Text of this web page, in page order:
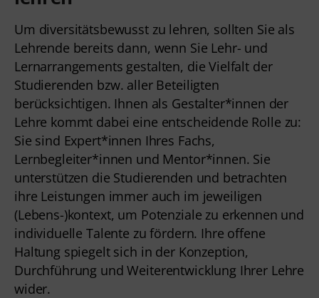
Um diversitätsbewusst zu lehren, sollten Sie als
Lehrende bereits dann, wenn Sie Lehr- und
Lernarrangements gestalten, die Vielfalt der
Studierenden bzw. aller Beteiligten
berücksichtigen. Ihnen als Gestalter*innen der
Lehre kommt dabei eine entscheidende Rolle zu:
Sie sind Expert*innen Ihres Fachs,
Lernbegleiter*innen und Mentor*innen. Sie
unterstützen die Studierenden und betrachten
ihre Leistungen immer auch im jeweiligen
(Lebens-)kontext, um Potenziale zu erkennen und
individuelle Talente zu fördern. Ihre offene
Haltung spiegelt sich in der Konzeption,
Durchführung und Weiterentwicklung Ihrer Lehre
wider.